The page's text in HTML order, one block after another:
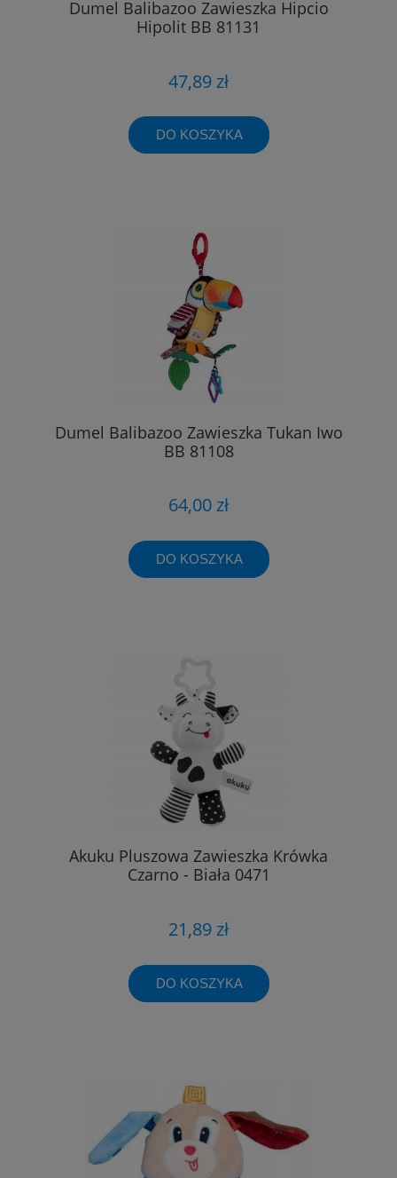
Dumel Balibazoo Zawieszka Hipcio
Hipolit BB 81131
47,89 zł
DO KOSZYKA
Dumel Balibazoo Zawieszka Tukan Iwo
BB 81108
64,00 zł
DO KOSZYKA
Akuku Pluszowa Zawieszka Krówka
Czarno - Biała 0471
21,89 zł
DO KOSZYKA